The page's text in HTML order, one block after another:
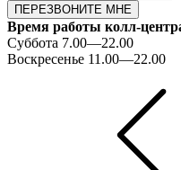
ПЕРЕЗВОНИТЕ МНЕ
Время работы колл-
Суббота 7.00—22.00
Воскресенье 11.00—22.00